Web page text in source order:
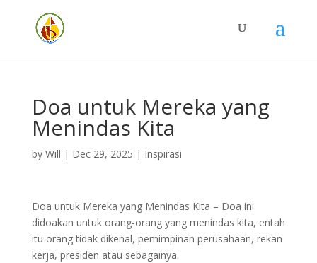
Doa untuk Mereka yang
Menindas Kita
by Will | Dec 29, 2025 | Inspirasi
Doa untuk Mereka yang Menindas Kita – Doa ini
didoakan untuk orang-orang yang menindas kita, entah
itu orang tidak dikenal, pemimpinan perusahaan, rekan
kerja, presiden atau sebagainya.